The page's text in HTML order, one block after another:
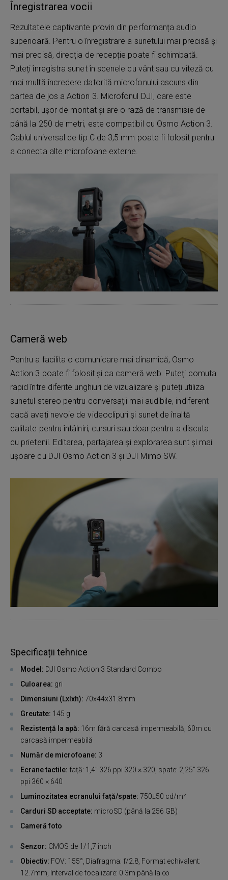
Înregistrarea vocii
Rezultatele captivante provin din performanța audio
superioară. Pentru o înregistrare a sunetului mai precisă și
mai precisă, direcția de recepție poate fi schimbată.
Puteți înregistra sunet în scenele cu vânt sau cu viteză cu
mai multă încredere datorită microfonului ascuns din
partea de jos a Action 3. Microfonul DJI, care este
portabil, ușor de montat și are o rază de transmisie de
până la 250 de metri, este compatibil cu Osmo Action 3.
Cablul universal de tip C de 3,5 mm poate fi folosit pentru
a conecta alte microfoane externe.
Cameră web
Pentru a facilita o comunicare mai dinamică, Osmo
Action 3 poate fi folosit și ca cameră web. Puteți comuta
rapid între diferite unghiuri de vizualizare și puteți utiliza
sunetul stereo pentru conversații mai audibile, indiferent
dacă aveți nevoie de videoclipuri și sunet de înaltă
calitate pentru întâlniri, cursuri sau doar pentru a discuta
cu prietenii. Editarea, partajarea și explorarea sunt și mai
ușoare cu DJI Osmo Action 3 și DJI Mimo SW.
Specificații tehnice
Model: DJI Osmo Action 3 Standard Combo
Culoarea: gri
Dimensiuni (Lxlxh): 70x44x31.8mm
Greutate: 145 g
Rezistență la apă: 16m fără carcasă impermeabilă, 60m cu
carcasă impermeabilă
Număr de microfoane: 3
Ecrane tactile: față: 1,4" 326 ppi 320 × 320, spate: 2,25" 326
ppi 360 × 640
Luminozitatea ecranului față/spate: 750±50 cd/m²
Carduri SD acceptate: microSD (până la 256 GB)
Cameră foto
Senzor: CMOS de 1/1,7 inch
Obiectiv: FOV: 155°, Diafragma: f/2.8, Format echivalent:
12.7mm, Interval de focalizare: 0.3m până la ∞